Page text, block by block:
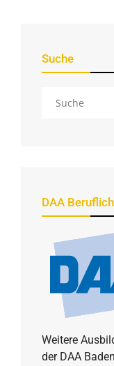
Suche
DAA
Weitere
der DAA